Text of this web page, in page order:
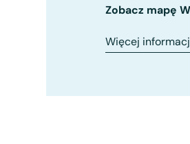
Zobacz mapę
Więcej